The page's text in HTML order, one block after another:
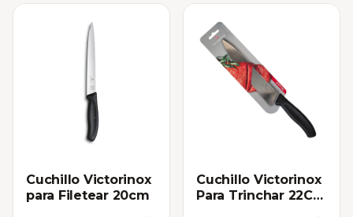
Cuchillo Victorinox
para Filetear 20cm
Cuchillo Victorinox
Para Trinchar 22CM